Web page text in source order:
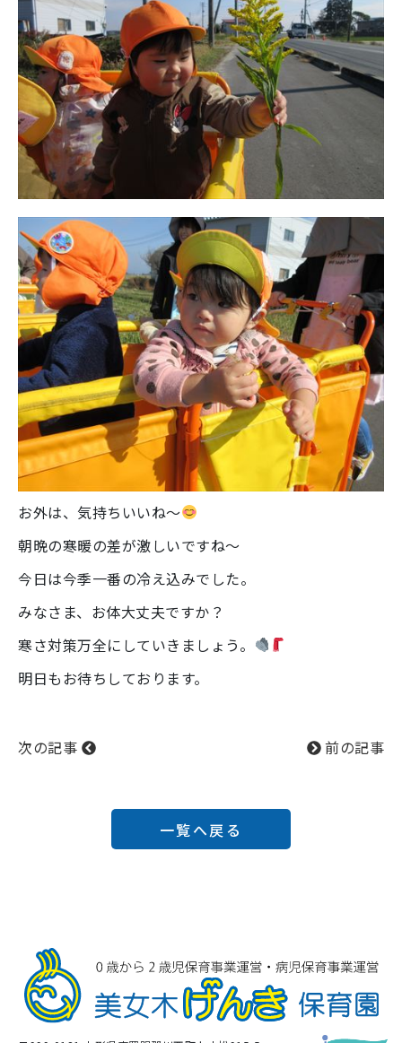
お外は、気持ちいいね～
朝晩の寒暖の差が激しいですね～
今日は今季一番の冷え込みでした。
みなさま、お体大丈夫ですか？
寒さ対策万全にしていきましょう。
明日もお待ちしております。
次の記事 前の記事
一覧へ戻る